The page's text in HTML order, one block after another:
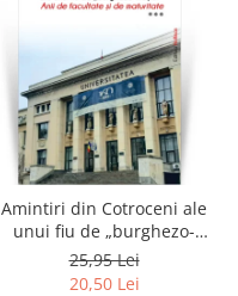
Amintiri din Cotroceni ale
unui fiu de „burghezo-
mosier”.Vol.3 - Sorin M.
Radulescu
25,95 Lei
20,50 Lei